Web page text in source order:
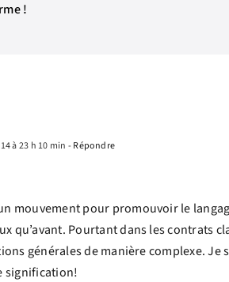
!
à 23 h 10 min - Répondre
mouvement pour promouvoir le
qu’avant. Pourtant dans les contrats
générales de manière complexe. Je
signification!